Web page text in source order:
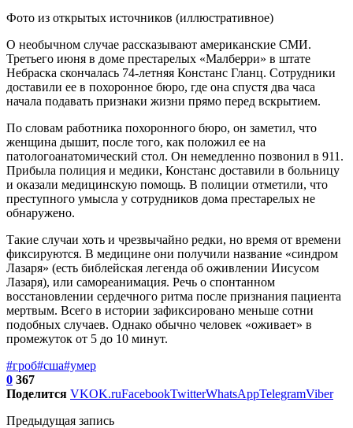
Фото из открытых источников (иллюстративное)
О необычном случае рассказывают американские СМИ.
Третьего июня в доме престарелых «Малберри» в штате
Небраска скончалась 74-летняя Констанс Гланц. Сотрудники
доставили ее в похоронное бюро, где она спустя два часа
начала подавать признаки жизни прямо перед вскрытием.
По словам работника похоронного бюро, он заметил, что
женщина дышит, после того, как положил ее на
патологоанатомический стол. Он немедленно позвонил в 911.
Прибыла полиция и медики, Констанс доставили в больницу
и оказали медицинскую помощь. В полиции отметили, что
преступного умысла у сотрудников дома престарелых не
обнаружено.
Такие случаи хоть и чрезвычайно редки, но время от времени
фиксируются. В медицине они получили название «синдром
Лазаря» (есть библейская легенда об оживлении Иисусом
Лазаря), или самореанимация. Речь о спонтанном
восстановлении сердечного ритма после признания пациента
мертвым. Всего в истории зафиксировано меньше сотни
подобных случаев. Однако обычно человек «оживает» в
промежуток от 5 до 10 минут.
#гроб#сша#умер
0 367
Поделится VKOK.ruFacebookTwitterWhatsAppTelegramViber
Предыдущая запись